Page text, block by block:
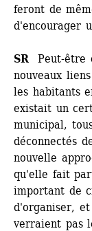
feront de
d'encourager
SR
Peut-être
nouveaux
les habitants
existait un
municipal,
déconnectés
nouvelle
qu'elle fait
important de
d'organiser,
verraient pas